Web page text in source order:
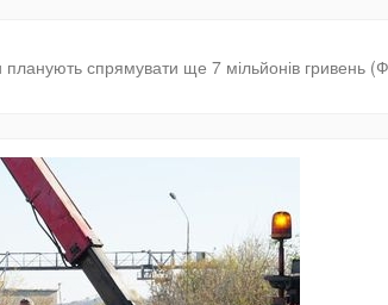
планують спрямувати ще 7 мільйонів гривень